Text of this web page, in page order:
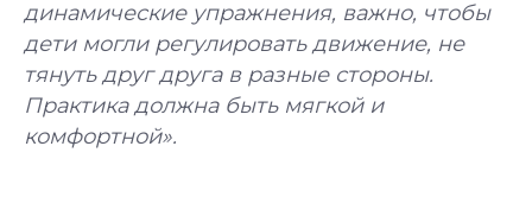
динамические упражнения, важно, чтобы
дети могли регулировать движение, не
тянуть друг друга в разные стороны.
Практика должна быть мягкой и
комфортной».